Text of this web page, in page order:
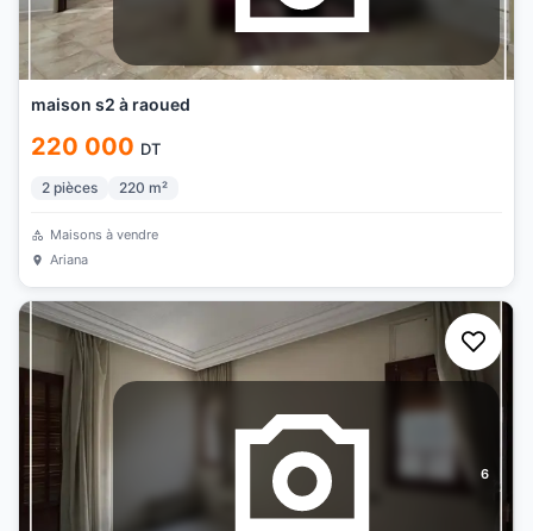
maison s2 à raoued
220 000 DT
2 pièces 220 m²
Maisons à vendre
Ariana
6